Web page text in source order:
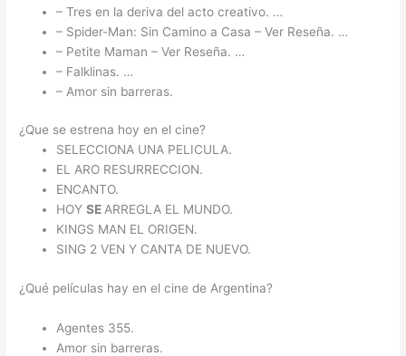
– Tres en la deriva del acto creativo. …
– Spider-Man: Sin Camino a Casa – Ver Reseña. …
– Petite Maman – Ver Reseña. …
– Falklinas. …
– Amor sin barreras.
¿Que se estrena hoy en el cine?
SELECCIONA UNA PELICULA.
EL ARO RESURRECCION.
ENCANTO.
HOYSEARREGLA EL MUNDO.
KINGS MAN EL ORIGEN.
SING 2 VEN Y CANTA DE NUEVO.
¿Qué películas hay en el cine de Argentina?
Agentes 355.
Amor sin barreras.